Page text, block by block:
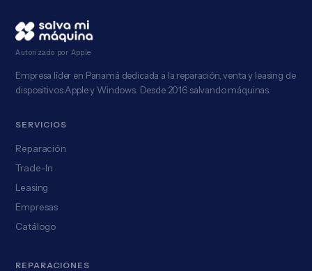
Autorizado por Apple
Empresa líder en Panamá dedicada a la reparación, venta y leasing de
dispositivos Apple y Windows. Desde 2016 salvando máquinas.
SERVICIOS
Reparación
Trade-In
Leasing
Empresas
Catálogo
REPARACIONES